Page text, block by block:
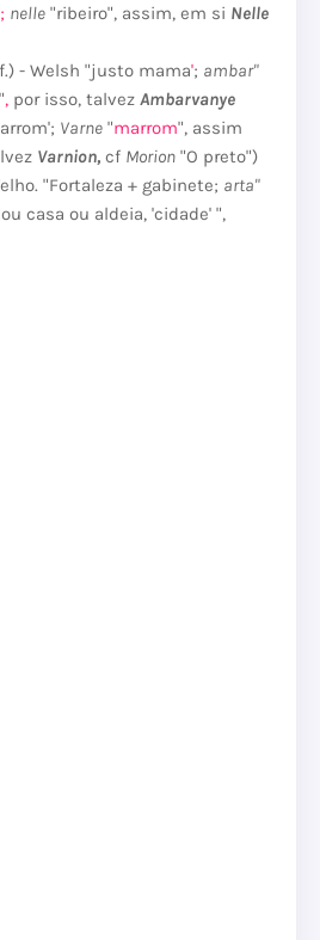
; nelle "ribeiro", assim, em si Nelle
- Welsh "justo mama'; ambar"
", por isso, talvez Ambarvanye
Varne "marrom", assim
Varnion, cf Morion "O preto")
"Fortaleza + gabinete; arta"
casa ou aldeia, 'cidade' ",